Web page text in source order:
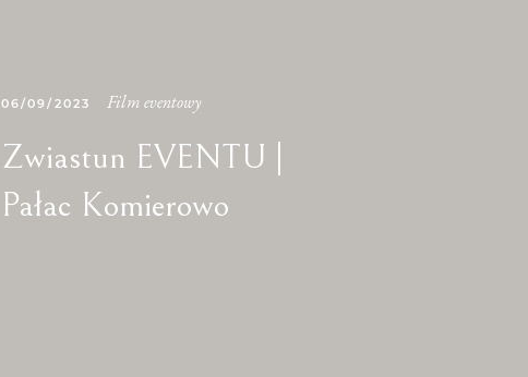
06/09/2023 Film eventowy
Zwiastun EVENTU |
Pałac Komierowo